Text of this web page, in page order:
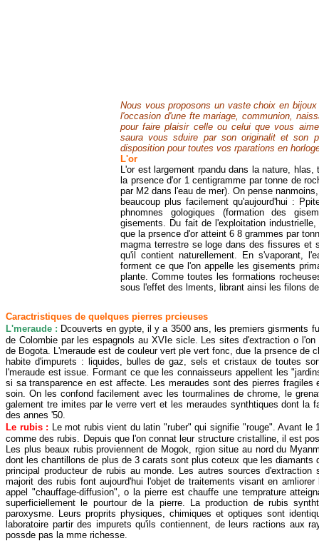
Nous vous proposons un vaste choix en
l'occasion d'une fte mariage, communion,
pour faire plaisir celle ou celui que vous
saura vous sduire par son originalit et son
disposition pour toutes vos rparations en
L'or
L'or est largement rpandu dans la nature,
la prsence d'or 1 centigramme par tonne de
par M2 dans l'eau de mer). On pense
beaucoup plus facilement qu'aujourd'hui :
phnomnes gologiques (formation des
gisements. Du fait de l'exploitation
que la prsence d'or atteint 6 8 grammes par
magma terrestre se loge dans des fissures
qu'il contient naturellement. En s'vaporant,
forment ce que l'on appelle les gisements
plante. Comme toutes les formations
sous l'effet des lments, librant ainsi les filons
Caractristiques de quelques pierres prcieuses
L'meraude : Dcouverts en gypte, il y a 3500 ans, les premiers gisrments
de Colombie par les espagnols au XVIe sicle. Les sites d'extraction o
de Bogota. L'meraude est de couleur vert ple vert fonc, due la prsence de
habite d'impurets : liquides, bulles de gaz, sels et cristaux de toutes
l'meraude est issue. Formant ce que les connaisseurs appellent les
si sa transparence en est affecte. Les meraudes sont des pierres
soin. On les confond facilement avec les tourmalines de chrome, le
galement tre imites par le verre vert et les meraudes synthtiques dont la
des annes '50.
Le rubis : Le mot rubis vient du latin "ruber" qui signifie "rouge". Avant
comme des rubis. Depuis que l'on connat leur structure cristalline, il est
Les plus beaux rubis proviennent de Mogok, rgion situe au nord du
dont les chantillons de plus de 3 carats sont plus coteux que les diamants
principal producteur de rubis au monde. Les autres sources
majorit des rubis font aujourd'hui l'objet de traitements visant en
appel "chauffage-diffusion", o la pierre est chauffe une temprature
superficiellement le pourtour de la pierre. La production de rubis
paroxysme. Leurs proprits physiques, chimiques et optiques sont
laboratoire partir des impurets qu'ils contiennent, de leurs ractions aux
possde pas la mme richesse.